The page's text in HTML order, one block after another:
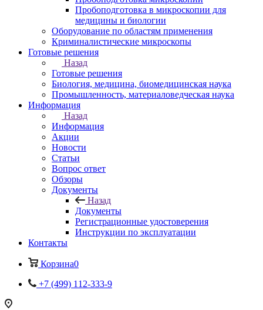
Пробоподготовка в микроскопии для
медицины и биологии
Оборудование по областям применения
Криминалистические микроскопы
Готовые решения
Назад
Готовые решения
Биология, медицина, биомедицинская наука
Промышленность, материаловедческая наука
Информация
Назад
Информация
Акции
Новости
Статьи
Вопрос ответ
Обзоры
Документы
Назад
Документы
Регистрационные удостоверения
Инструкции по эксплуатации
Контакты
Корзина0
+7 (499) 112-333-9